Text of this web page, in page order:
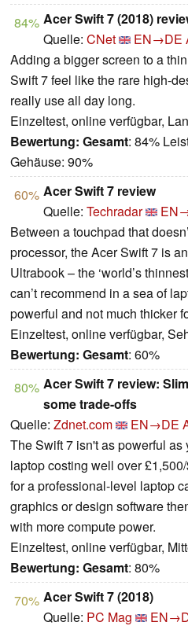
84% Acer Swift 7 (2018)
Quelle: CNet EN→DE
Adding a bigger screen to a
Swift 7 feel like the rare high-
really use all day long.
Einzeltest, online verfügbar,
Bewertung: Gesamt: 84%
Gehäuse: 90%
60% Acer Swift 7 review
Quelle: Techradar
Between a touchpad that
processor, the Acer Swift 7 is
Ultrabook – the ‘world’s
can’t recommend in a sea of
powerful and not much thicker
Einzeltest, online verfügbar,
Bewertung: Gesamt: 60%
80% Acer Swift 7 review:
some trade-offs
Quelle: Zdnet.com EN→DE
The Swift 7 isn't as powerful as
laptop costing well over
for a professional-level laptop
graphics or design software
with more compute power.
Einzeltest, online verfügbar,
Bewertung: Gesamt: 80%
70% Acer Swift 7 (2018)
Quelle: PC Mag